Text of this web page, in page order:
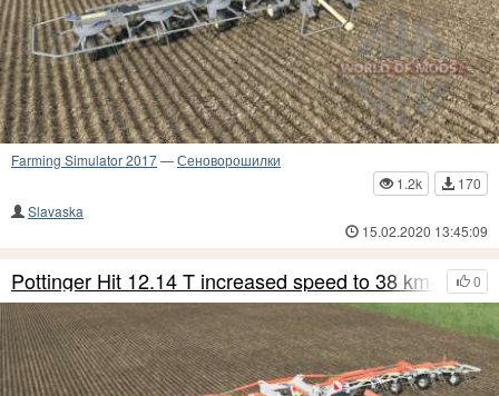
Farming Simulator 2017—Сеноворошилки
1.2k
170
Slavaska
15.02.2020 13:45:09
0
Pottinger Hit 12.14 T increased speed to 38 km-h